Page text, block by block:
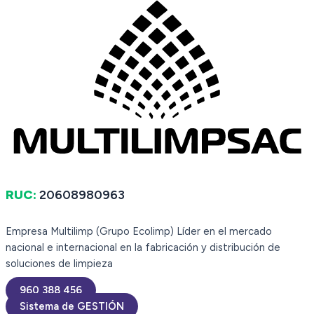
RUC: 20608980963
Empresa Multilimp (Grupo Ecolimp) Líder en el mercado
nacional e internacional en la fabricación y distribución de
soluciones de limpieza
960 388 456
Sistema de GESTIÓN